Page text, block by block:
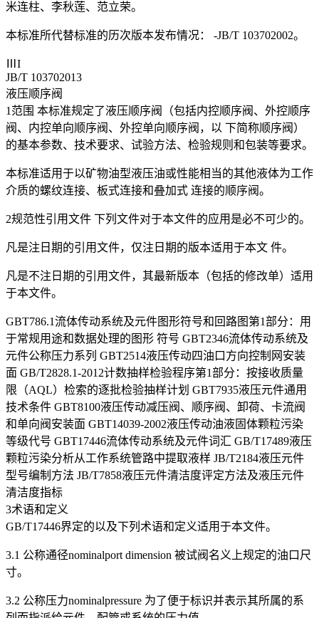
米连柱、李秋莲、范立荣。
本标准所代替标准的历次版本发布情况： -JB/T 103702002。
ⅢI
JB/T 103702013
液压顺序阀
1范围 本标准规定了液压顺序阀（包括内控顺序阀、外控顺序
阀、内控单向顺序阀、外控单向顺序阀，以 下简称顺序阀）
的基本参数、技术要求、试验方法、检验规则和包装等要求。
本标准适用于以矿物油型液压油或性能相当的其他液体为工作
介质的螺纹连接、板式连接和叠加式 连接的顺序阀。
2规范性引用文件 下列文件对于本文件的应用是必不可少的。
凡是注日期的引用文件，仅注日期的版本适用于本文 件。
凡是不注日期的引用文件，其最新版本（包括的修改单）适用
于本文件。
GBT786.1流体传动系统及元件图形符号和回路图第1部分：用
于常规用途和数据处理的图形 符号 GBT2346流体传动系统及
元件公称压力系列 GBT2514液压传动四油口方向控制网安装
面 GB/T2828.1-2012计数抽样检验程序第1部分：按接收质量
限（AQL）检索的逐批检验抽样计划 GBT7935液压元件通用
技术条件 GBT8100液压传动减压阀、顺序阀、卸荷、卡流阀
和单向阀安装面 GBT14039-2002液压传动油液固体颗粒污染
等级代号 GBT17446流体传动系统及元件词汇 GB/T17489液压
颗粒污染分析从工作系统管路中提取液样 JB/T2184液压元件
型号编制方法 JB/T7858液压元件清洁度评定方法及液压元件
清洁度指标
3术语和定义
GB/T17446界定的以及下列术语和定义适用于本文件。
3.1 公称通径nominalport dimension 被试阀名义上规定的油口尺
寸。
3.2 公称压力nominalpressure 为了便于标识并表示其所属的系